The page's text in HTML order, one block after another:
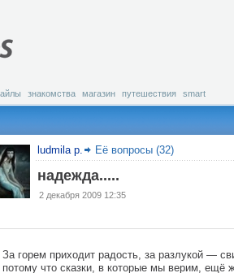
знакомства магазин путешествия smart
ludmila p. Её вопросы (32)
надежда.....
2 декабря 2009 12:35
За горем приходит радость, за разлукой —
потому что сказки, в которые мы верим, ещё